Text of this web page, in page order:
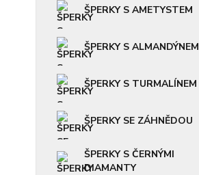
ŠPERKY S AMETYSTEM
ŠPERKY S ALMANDÝNEM
ŠPERKY S TURMALÍNEM
ŠPERKY SE ZÁHNĚDOU
ŠPERKY S ČERNÝMI
DIAMANTY